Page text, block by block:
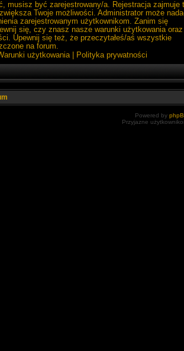
musisz być zarejestrowany/a. Rejestracja zajmuje
Twoje możliwości. Administrator może
zarejestrowanym użytkownikom. Zanim się
się, czy znasz nasze warunki użytkowania oraz
Upewnij się też, że przeczytałeś/aś wszystkie
na forum.
użytkowania| Polityka prywatności
Powered by
Przyjazne